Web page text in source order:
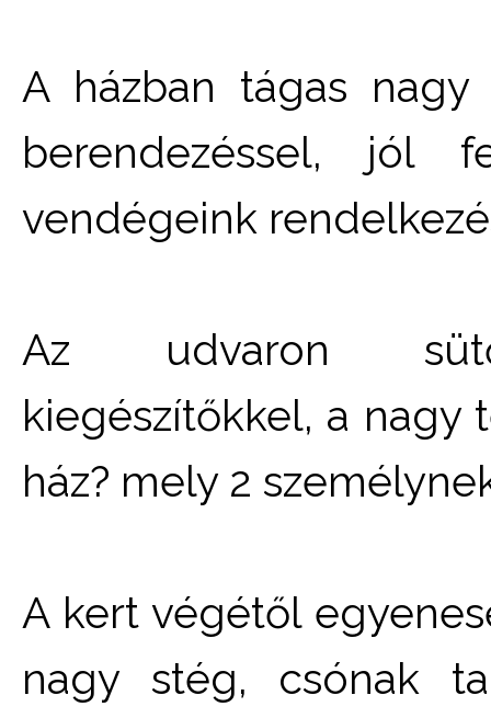
A házban tágas nagy
berendezéssel, jól
vendégeink
Az udvaron sütő-
kiegészítőkkel, a nagy
ház? mely 2
A kert végétől
nagy stég, csónak